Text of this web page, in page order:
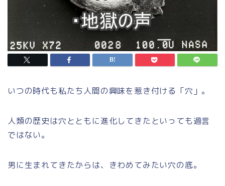
いつの時代も私たち人間の興味を惹き付ける「穴」。
人類の歴史は穴とともに進化してきたといっても過言
ではない。
男に生まれてきたからは、きわめてみたい穴の底。